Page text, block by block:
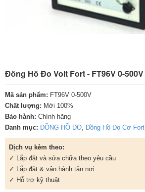
Đồng Hồ Đo Volt Fort - FT96V 0-500V
Mã sản phẩm: FT96V 0-500V
Chất lượng: Mới 100%
Bảo hành: Chính hãng
Danh mục: ĐỒNG HỒ ĐO, Đồng Hồ Đo Cơ Fort
Dịch vụ kèm theo:
✓ Lắp đặt và sửa chữa theo yêu cầu
✓ Lắp đặt & vận hành tận nơi
✓ Hỗ trợ kỹ thuật